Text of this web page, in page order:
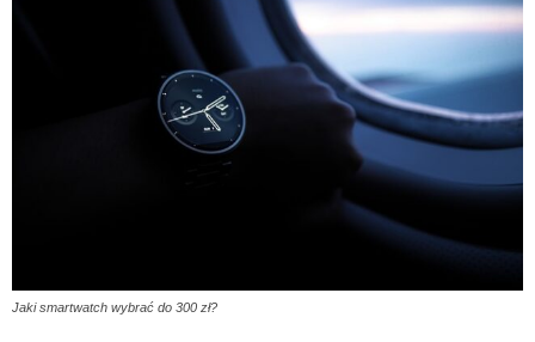
Jaki smartwatch wybrać do 300 zł?